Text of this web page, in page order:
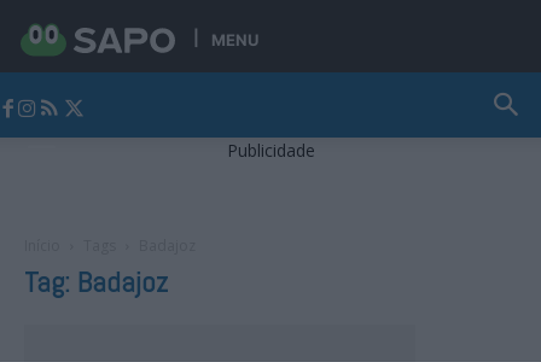
MENU
Publicidade
Tag: Badajoz